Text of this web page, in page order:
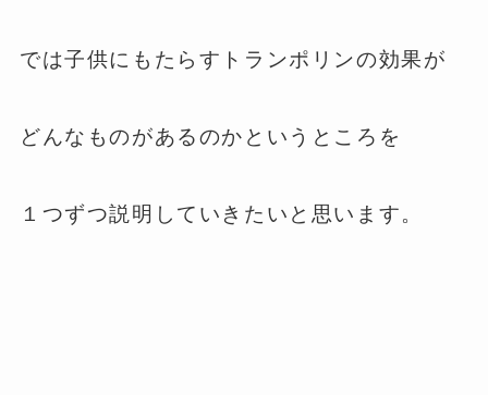
では子供にもたらすトランポリンの効果が
どんなものがあるのかというところを
１つずつ説明していきたいと思います。